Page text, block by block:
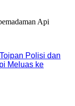
Polisi dan
Meluas ke